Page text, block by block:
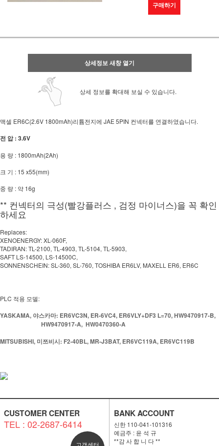
구매하기
상세정보 새창 열기
상세 정보를 확대해 보실 수 있습니다.
맥셀 ER6C(2.6V 1800mAh)리튬전지에 JAE 5PIN 컨넥터를 연결하였습니다.
전 압 : 3.6V
용 량 : 1800mAh(2Ah)
크 기 : 15 x55(mm)
중 량 : 약 16g
** 컨넥터의 극성(빨강플러스 , 검정 마이너스)을 꼭 확인
하세요
Replaces:
XENOENERGY: XL-060F,
TADIRAN: TL-2100, TL-4903, TL-5104, TL-5903,
SAFT LS-14500, LS-14500C,
SONNENSCHEIN: SL-360, SL-760, TOSHIBA ER6LV, MAXELL ER6, ER6C
PLC 적용 모델:
YASKAMA, 야스카마: ER6VC3N, ER-6VC4, ER6VLY+DF3 L=70, HW9470917-B,
HW9470917-A, HW0470360-A
MITSUBISHI, 미쯔비시: F2-40BL, MR-J3BAT, ER6VC119A, ER6VC119B
CUSTOMER CENTER
TEL : 02-2687-6414
고객센터
BANK ACCOUNT
신한 110-041-101316
예금주 : 윤 석 규
**감 사 합 니 다 **